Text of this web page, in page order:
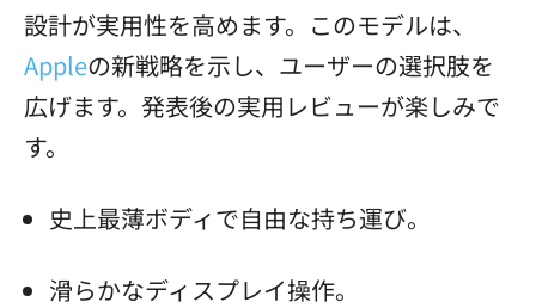
設計が実用性を高めます。このモデルは、
Appleの新戦略を示し、ユーザーの選択肢を
広げます。発表後の実用レビューが楽しみで
す。
史上最薄ボディで自由な持ち運び。
滑らかなディスプレイ操作。